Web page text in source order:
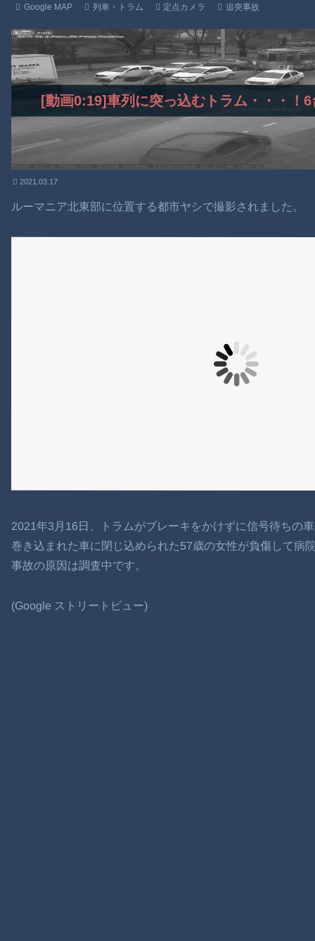
Google MAP 列車・トラム 定点カメラ 追突事故
[動画0:19]車列に突っ込むトラム・・・！
2021.03.17
ルーマニア北東部に位置する都市ヤシで撮影されました。
2021年3月16日、トラムがブレーキをかけずに信号待ちの
巻き込まれた車に閉じ込められた57歳の女性が負傷して病
事故の原因は調査中です。
(Google ストリートビュー)